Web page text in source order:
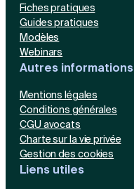
Fiches pratiques
Guides pratiques
Modèles
Webinars
Autres informations
Mentions légales
Conditions générales
CGU avocats
Charte sur la vie privée
Gestion des cookies
Liens utiles